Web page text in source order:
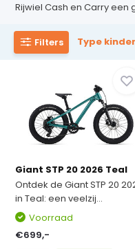
Rijwiel Cash en Carry
Filters Type
Giant STP 20 2026 Teal
Ontdek de Giant STP 20
in Teal: een veelzij...
Voorraad
€699,-